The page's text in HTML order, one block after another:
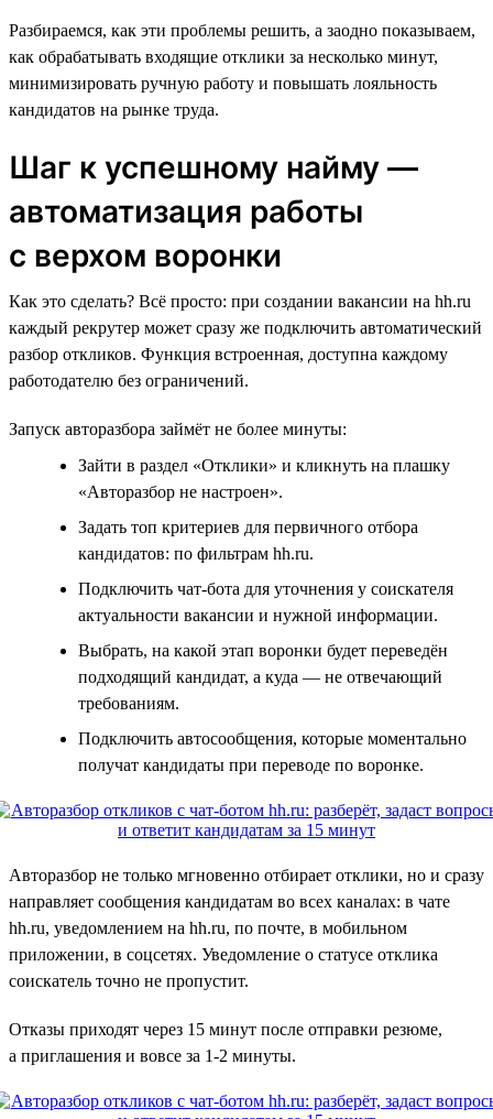
Разбираемся, как эти проблемы решить, а заодно показываем,
как обрабатывать входящие отклики за несколько минут,
минимизировать ручную работу и повышать лояльность
кандидатов на рынке труда.
Шаг к успешному найму —
автоматизация работы
с верхом воронки
Как это сделать? Всё просто: при создании вакансии на hh.ru
каждый рекрутер может сразу же подключить автоматический
разбор откликов. Функция встроенная, доступна каждому
работодателю без ограничений.
Запуск авторазбора займёт не более минуты:
Зайти в раздел «Отклики» и кликнуть на плашку
«Авторазбор не настроен».
Задать топ критериев для первичного отбора
кандидатов: по фильтрам hh.ru.
Подключить чат-бота для уточнения у соискателя
актуальности вакансии и нужной информации.
Выбрать, на какой этап воронки будет переведён
подходящий кандидат, а куда — не отвечающий
требованиям.
Подключить автосообщения, которые моментально
получат кандидаты при переводе по воронке.
Авторазбор не только мгновенно отбирает отклики, но и сразу
направляет сообщения кандидатам во всех каналах: в чате
hh.ru, уведомлением на hh.ru, по почте, в мобильном
приложении, в соцсетях. Уведомление о статусе отклика
соискатель точно не пропустит.
Отказы приходят через 15 минут после отправки резюме,
а приглашения и вовсе за 1‑2 минуты.